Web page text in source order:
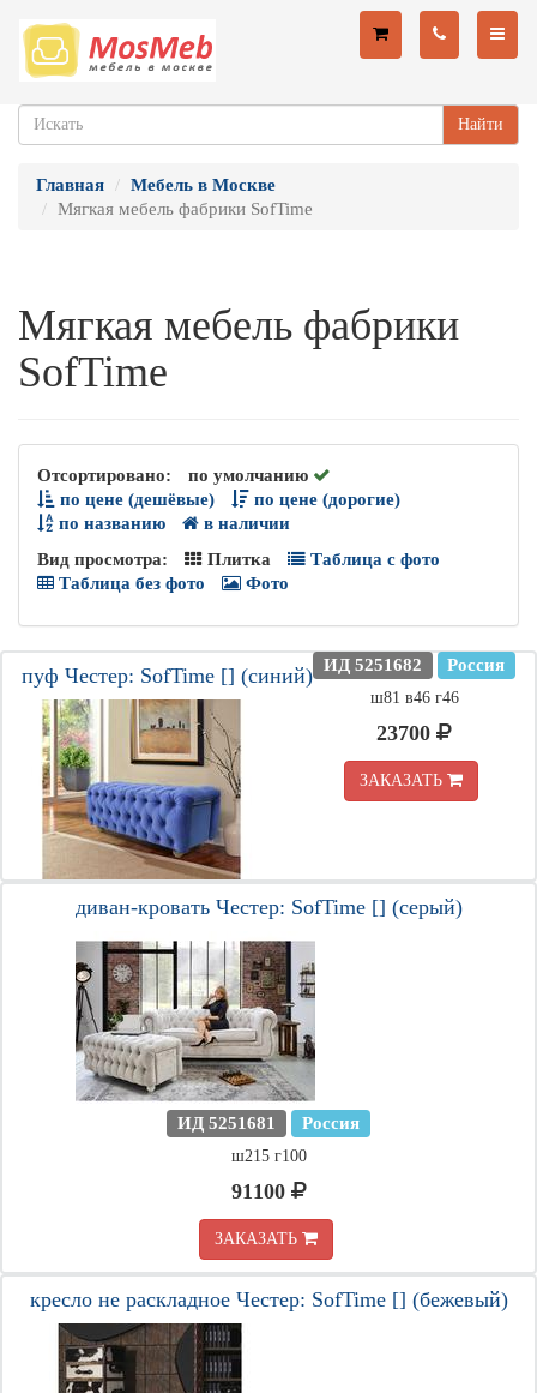
Найти
Главная
Мебель в Москве
Мягкая мебель фабрики SofTime
Мягкая мебель фабрики
SofTime
Отсортировано:
по умолчанию
по цене (дешёвые)
по цене (дорогие)
по названию
в наличии
Вид просмотра:
Плитка
Таблица с фото
Таблица без фото
Фото
пуф Честер: SofTime [] (синий) ИД 5251682 Россия
ш81 в46 г46
23700
ЗАКАЗАТЬ
диван-кровать Честер: SofTime [] (серый)
ИД 5251681 Россия
ш215 г100
91100
ЗАКАЗАТЬ
кресло не раскладное Честер: SofTime [] (бежевый)